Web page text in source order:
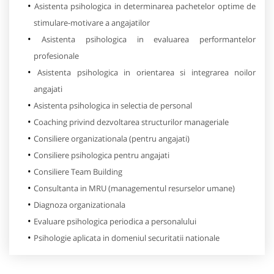
Asistenta psihologica in determinarea pachetelor optime de
stimulare-motivare a angajatilor
Asistenta psihologica in evaluarea performantelor
profesionale
Asistenta psihologica in orientarea si integrarea noilor
angajati
Asistenta psihologica in selectia de personal
Coaching privind dezvoltarea structurilor manageriale
Consiliere organizationala (pentru angajati)
Consiliere psihologica pentru angajati
Consiliere Team Building
Consultanta in MRU (managementul resurselor umane)
Diagnoza organizationala
Evaluare psihologica periodica a personalului
Psihologie aplicata in domeniul securitatii nationale